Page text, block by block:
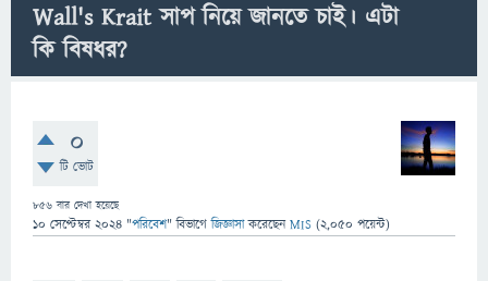
Wall's Krait সাপ নিয়ে জানতে চাই। এটা
কি বিষধর?
0
টি ভোট
856 বার দেখা হয়েছে
10 সেপ্টেম্বর 2024 "পরিবেশ" বিভাগে জিজ্ঞাসাকরেছেনMIS (2,050 পয়েন্ট)